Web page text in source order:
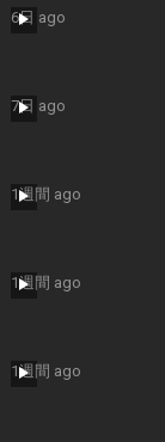
6日 ago
7日 ago
1週間 ago
1週間 ago
1週間 ago